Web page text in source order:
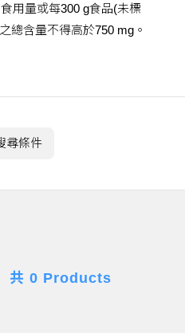
用量或每300 g食品(未標
總含量不得高於750 mg。
尋條件
共 0 Products